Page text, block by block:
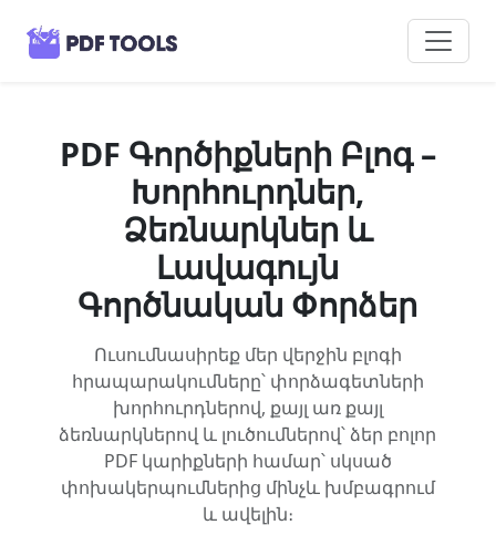
PDF Գործիքների Բլոգ –
Խորհուրդներ,
Ձեռնարկներ և
Լավագույն
Գործնական Փորձեր
Ուսումնասիրեք մեր վերջին բլոգի
հրապարակումները՝ փորձագետների
խորհուրդներով, քայլ առ քայլ
ձեռնարկներով և լուծումներով՝ ձեր բոլոր
PDF կարիքների համար՝ սկսած
փոխակերպումներից մինչև խմբագրում
և ավելին։